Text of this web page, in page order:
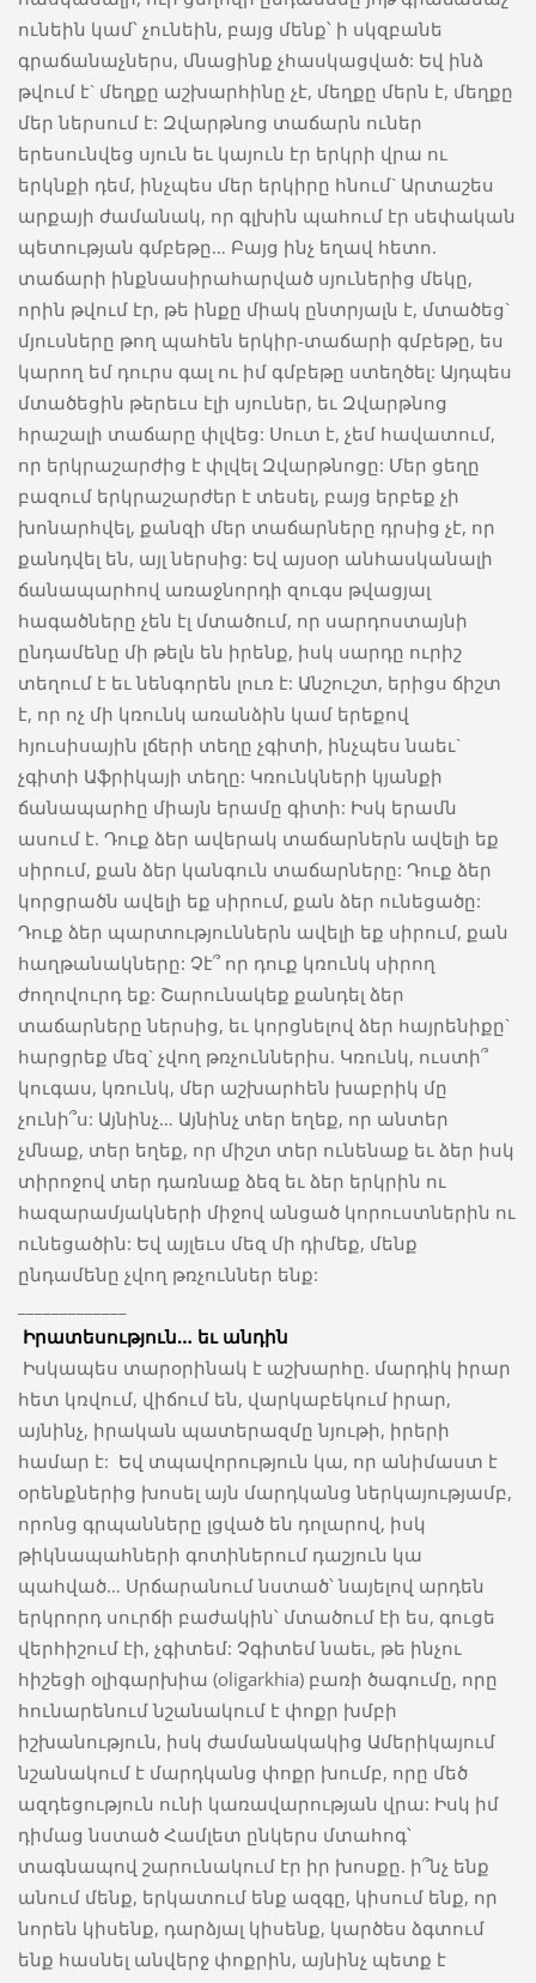
ունեին կամ՝ չունեին, բայց մենք՝ ի սկզբանե
գրաճանաչներս, մնացինք չհասկացված: Եվ ինձ
թվում է` մեղքը աշխարհինը չէ, մեղքը մերն է, մեղքը
մեր ներսում է: Զվարթնոց տաճարն ուներ
երեսունվեց սյուն եւ կայուն էր երկրի վրա ու
երկնքի դեմ, ինչպես մեր երկիրը հնում` Արտաշես
արքայի ժամանակ, որ գլխին պահում էր սեփական
պետության գմբեթը… Բայց ինչ եղավ հետո.
տաճարի ինքնասիրահարված սյուներից մեկը,
որին թվում էր, թե ինքը միակ ընտրյալն է, մտածեց`
մյուսները թող պահեն երկիր-տաճարի գմբեթը, ես
կարող եմ դուրս գալ ու իմ գմբեթը ստեղծել: Այդպես
մտածեցին թերեւս էլի սյուներ, եւ Զվարթնոց
հրաշալի տաճարը փլվեց: Սուտ է, չեմ հավատում,
որ երկրաշարժից է փլվել Զվարթնոցը: Մեր ցեղը
բազում երկրաշարժեր է տեսել, բայց երբեք չի
խոնարհվել, քանզի մեր տաճարները դրսից չէ, որ
քանդվել են, այլ ներսից: Եվ այսօր անհասկանալի
ճանապարհով առաջնորդի զուգս թվացյալ
հագածները չեն էլ մտածում, որ սարդոստայնի
ընդամենը մի թելն են իրենք, իսկ սարդը ուրիշ
տեղում է եւ նենգորեն լուռ է: Անշուշտ, երիցս ճիշտ
է, որ ոչ մի կռունկ առանձին կամ երեքով
հյուսիսային լճերի տեղը չգիտի, ինչպես նաեւ`
չգիտի Աֆրիկայի տեղը: Կռունկների կյանքի
ճանապարհը միայն երամը գիտի: Իսկ երամն
ասում է. Դուք ձեր ավերակ տաճարներն ավելի եք
սիրում, քան ձեր կանգուն տաճարները: Դուք ձեր
կորցրածն ավելի եք սիրում, քան ձեր ունեցածը:
Դուք ձեր պարտություններն ավելի եք սիրում, քան
հաղթանակները: Չէ՞ որ դուք կռունկ սիրող
ժողովուրդ եք: Շարունակեք քանդել ձեր
տաճարները ներսից, եւ կորցնելով ձեր հայրենիքը`
հարցրեք մեզ` չվող թռչուններիս. Կռունկ, ուստի՞
կուգաս, կռունկ, մեր աշխարհեն խաբրիկ մը
չունի՞ս: Այնինչ… Այնինչ տեր եղեք, որ անտեր
չմնաք, տեր եղեք, որ միշտ տեր ունենաք եւ ձեր իսկ
տիրոջով տեր դառնաք ձեզ եւ ձեր երկրին ու
հազարամյակների միջով անցած կորուստներին ու
ունեցածին: Եվ այլեւս մեզ մի դիմեք, մենք
ընդամենը չվող թռչուններ ենք:
Իրատեսություն… եւ անդին
Իսկապես տարօրինակ է աշխարհը. մարդիկ իրար
հետ կռվում, վիճում են, վարկաբեկում իրար,
այնինչ, իրական պատերազմը նյութի, իրերի
համար է: Եվ տպավորություն կա, որ անիմաստ է
օրենքներից խոսել այն մարդկանց ներկայությամբ,
որոնց գրպանները լցված են դոլարով, իսկ
թիկնապահների գոտիներում դաշյուն կա
պահված… Սրճարանում նստած՝ նայելով արդեն
երկրորդ սուրճի բաժակին՝ մտածում էի ես, գուցե
վերհիշում էի, չգիտեմ: Չգիտեմ նաեւ, թե ինչու
հիշեցի օլիգարխիա (oligarkhia) բառի ծագումը, որը
հունարենում նշանակում է փոքր խմբի
իշխանություն, իսկ ժամանակակից Ամերիկայում
նշանակում է մարդկանց փոքր խումբ, որը մեծ
ազդեցություն ունի կառավարության վրա: Իսկ իմ
դիմաց նստած Համլետ ընկերս մտահոգ՝
տագնապով շարունակում էր իր խոսքը. ի՞նչ ենք
անում մենք, երկատում ենք ազգը, կիսում ենք, որ
նորեն կիսենք, դարձյալ կիսենք, կարծես ձգտում
ենք հասնել անվերջ փոքրին, այնինչ պետք է